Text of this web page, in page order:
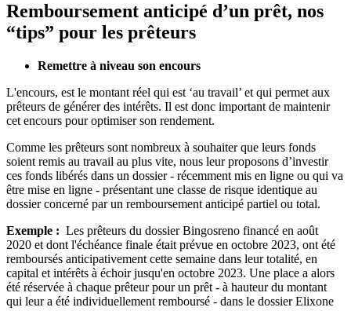
Remboursement anticipé d’un prêt, nos
“tips” pour les prêteurs
Remettre à niveau son encours
L'encours, est le montant réel qui est ‘au travail’ et qui permet aux
prêteurs de générer des intérêts. Il est donc important de maintenir
cet encours pour optimiser son rendement.
Comme les prêteurs sont nombreux à souhaiter que leurs fonds
soient remis au travail au plus vite, nous leur proposons d’investir
ces fonds libérés dans un dossier - récemment mis en ligne ou qui va
être mise en ligne - présentant une classe de risque identique au
dossier concerné par un remboursement anticipé partiel ou total.
Exemple : Les prêteurs du dossier Bingosreno financé en août
2020 et dont l'échéance finale était prévue en octobre 2023, ont été
remboursés anticipativement cette semaine dans leur totalité, en
capital et intérêts à échoir jusqu'en octobre 2023. Une place a alors
été réservée à chaque prêteur pour un prêt - à hauteur du montant
qui leur a été individuellement remboursé - dans le dossier Elixone